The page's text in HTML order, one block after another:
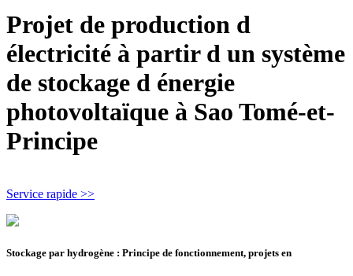
Projet de production d
électricité à partir d un système
de stockage d énergie
photovoltaïque à Sao Tomé-et-
Principe
Service rapide >>
Stockage par hydrogène : Principe de fonctionnement, projets en